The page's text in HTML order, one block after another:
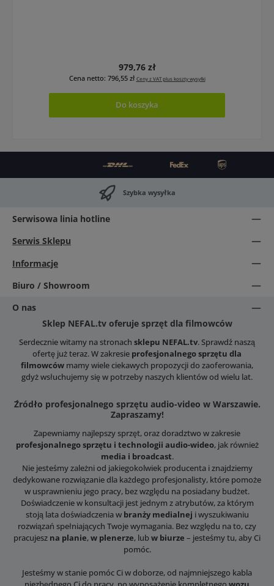
Cena regularna:
979,76 zł
Cena netto: 796,55 zł Ceny z VAT plus koszty wysyłki
Do koszyka
Szybka wysyłka
Serwisowa linia hotline
Serwis Sklepu
Informacje
Biuro / Showroom
O nas
Sklep NEFAL.tv oferuje sprzęt dla filmowców
Serdecznie witamy na stronach sklepu NEFAL.tv. Sprawdź naszą
ofertę już teraz. W zakresie profesjonalnego sprzętu dla
filmowców mamy wiele ciekawych propozycji do zaoferowania,
gdyż wsłuchujemy się w potrzeby naszych klientów od wielu lat.
Źródło profesjonalnego sprzętu audio-video w Warszawie.
Zapraszamy!
Zapewniamy najlepszy sprzęt, oraz doradztwo w zakresie
profesjonalnego sprzętu i technologii audio-wideo, jak również
media i broadcast.
Nie jesteśmy zależni od jakiegokolwiek producenta i znajdziemy
dedykowane rozwiązanie dla każdego profesjonalisty, które pomoże
w usprawnieniu jego pracy, bez względu na posiadany budżet.
Doświadczenie w konsultacji jest jednym z atrybutów, za którym
stoją lata doświadczenia w branży medialnej i wyszukiwaniu
rozwiązań spełniających Twoje wymagania. Bez względu na to, czy
pracujesz na planie,w plenerze, lubw biurze – jesteśmy tu, aby Ci
pomóc.
Jesteśmy w stanie pomóc Ci w doborze, od najmniejszego kabla